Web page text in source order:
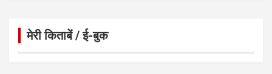
मेरी किताबें / ई-बुक
Click to Open Page